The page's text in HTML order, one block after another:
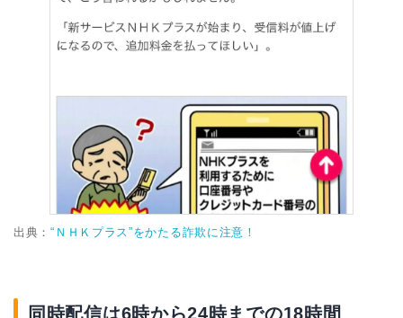
出典：“ＮＨＫプラス”をかたる詐欺に注意！
同時配信は6時から24時までの18時間